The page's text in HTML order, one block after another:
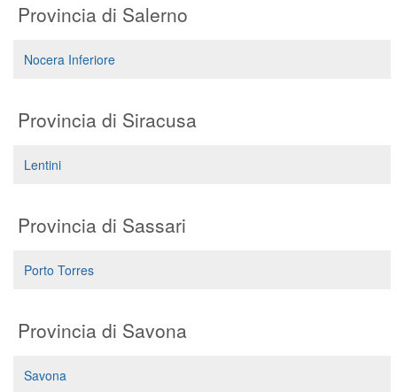
Provincia di Salerno
Nocera Inferiore
Provincia di Siracusa
Lentini
Provincia di Sassari
Porto Torres
Provincia di Savona
Savona